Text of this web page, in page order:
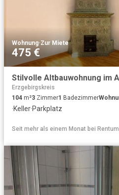
Wohnung·Zur Miete
475 €
Stilvolle Altbauwohnung im
Erzgebirgskreis
104 m²3 Zimmer1 Badezimmer
·Keller·Parkplatz
Seit mehr als einem Monat bei